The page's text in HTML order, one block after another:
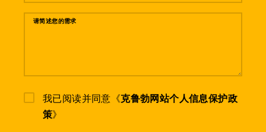
请简述您的需求
我已阅读并同意《克鲁勃网站个人信息保护政
策》